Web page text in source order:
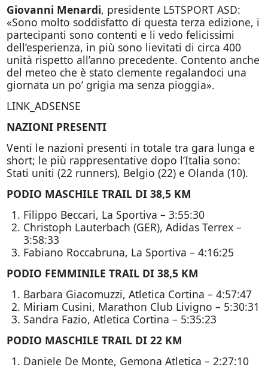
Giovanni Menardi, presidente L5TSPORT ASD:
«Sono molto soddisfatto di questa terza edizione, i
partecipanti sono contenti e li vedo felicissimi
dell’esperienza, in più sono lievitati di circa 400
unità rispetto all’anno precedente. Contento anche
del meteo che è stato clemente regalandoci una
giornata un po’ grigia ma senza pioggia».
LINK_ADSENSE
NAZIONI PRESENTI
Venti le nazioni presenti in totale tra gara lunga e
short; le più rappresentative dopo l’Italia sono:
Stati uniti (22 runners), Belgio (22) e Olanda (10).
PODIO MASCHILE TRAIL DI 38,5 KM
Filippo Beccari, La Sportiva – 3:55:30
Christoph Lauterbach (GER), Adidas Terrex –
3:58:33
Fabiano Roccabruna, La Sportiva – 4:16:25
PODIO FEMMINILE TRAIL DI 38,5 KM
Barbara Giacomuzzi, Atletica Cortina – 4:57:47
Miriam Cusini, Marathon Club Livigno – 5:30:31
Sandra Fazio, Atletica Cortina – 5:35:23
PODIO MASCHILE TRAIL DI 22 KM
Daniele De Monte, Gemona Atletica – 2:27:10